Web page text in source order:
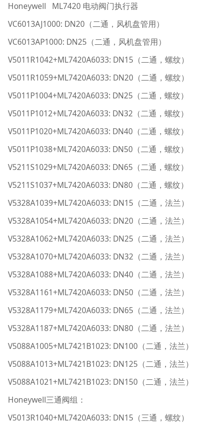
Honeywell ML7420 电动阀门执行器
VC6013AJ1000: DN20（二通，风机盘管用）
VC6013AP1000: DN25（二通，风机盘管用）
V5011R1042+ML7420A6033: DN15（二通，螺纹）
V5011R1059+ML7420A6033: DN20（二通，螺纹）
V5011P1004+ML7420A6033: DN25（二通，螺纹）
V5011P1012+ML7420A6033: DN32（二通，螺纹）
V5011P1020+ML7420A6033: DN40（二通，螺纹）
V5011P1038+ML7420A6033: DN50（二通，螺纹）
V5211S1029+ML7420A6033: DN65（二通，螺纹）
V5211S1037+ML7420A6033: DN80（二通，螺纹）
V5328A1039+ML7420A6033: DN15（二通，法兰）
V5328A1054+ML7420A6033: DN20（二通，法兰）
V5328A1062+ML7420A6033: DN25（二通，法兰）
V5328A1070+ML7420A6033: DN32（二通，法兰）
V5328A1088+ML7420A6033: DN40（二通，法兰）
V5328A1161+ML7420A6033: DN50（二通，法兰）
V5328A1179+ML7420A6033: DN65（二通，法兰）
V5328A1187+ML7420A6033: DN80（二通，法兰）
V5088A1005+ML7421B1023: DN100（二通，法兰）
V5088A1013+ML7421B1023: DN125（二通，法兰）
V5088A1021+ML7421B1023: DN150（二通，法兰）
Honeywell三通阀组：
V5013R1040+ML7420A6033: DN15（三通，螺纹）